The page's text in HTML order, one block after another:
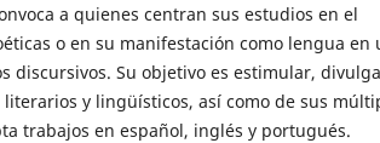
a quienes centran sus estudios en el
o en su manifestación como lengua en
discursivos. Su objetivo es estimular,
y lingüísticos, así como de sus
trabajos en español, inglés y portugués.